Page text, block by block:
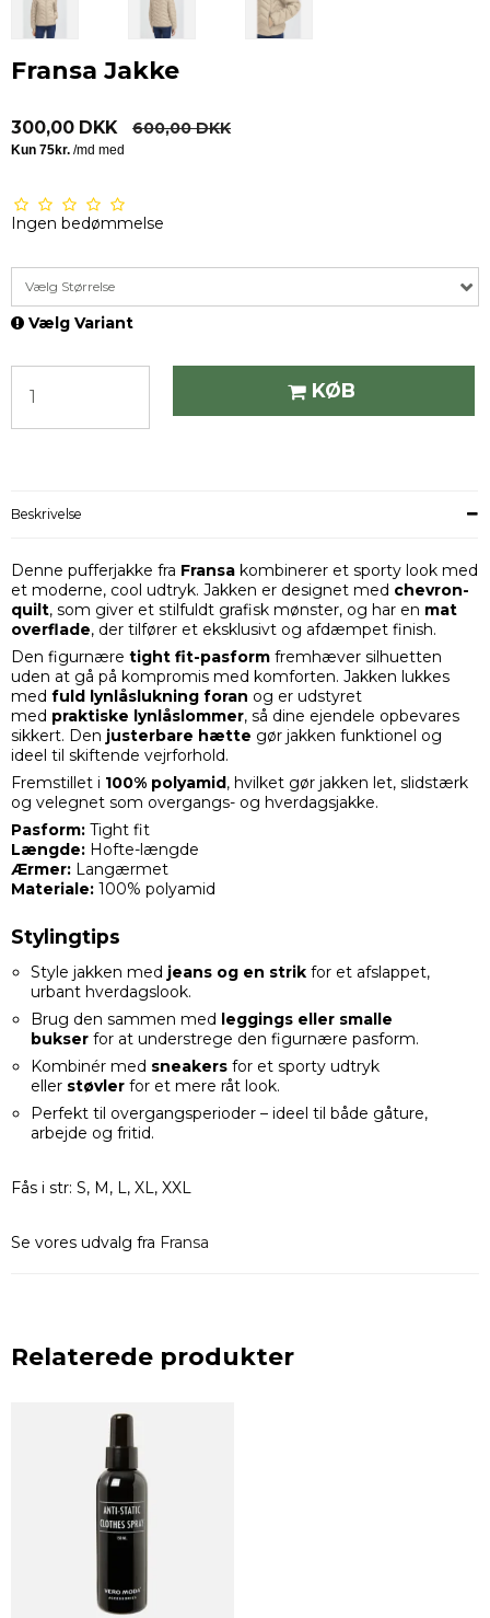
Fransa Jakke
300,00 DKK 600,00 DKK
Ingen bedømmelse
Vælg Størrelse
Vælg Variant
KØB
Beskrivelse
Denne pufferjakke fra Fransa kombinerer et sporty look med
et moderne, cool udtryk. Jakken er designet med chevron-
quilt, som giver et stilfuldt grafisk mønster, og har en mat
overflade, der tilfører et eksklusivt og afdæmpet finish.
Den figurnære tight fit-pasform fremhæver silhuetten
uden at gå på kompromis med komforten. Jakken lukkes
med fuld lynlåslukning foran og er udstyret
med praktiske lynlåslommer, så dine ejendele opbevares
sikkert. Den justerbare hætte gør jakken funktionel og
ideel til skiftende vejrforhold.
Fremstillet i 100% polyamid, hvilket gør jakken let, slidstærk
og velegnet som overgangs- og hverdagsjakke.
Pasform: Tight fit
Længde: Hofte-længde
Ærmer: Langærmet
Materiale: 100% polyamid
Stylingtips
Style jakken med jeans og en strikfor et afslappet,
urbant hverdagslook.
Brug den sammen med leggings eller smalle
bukserfor at understrege den figurnære pasform.
Kombinér med sneakersfor et sporty udtryk
eller støvlerfor et mere råt look.
Perfekt til overgangsperioder – ideel til både gåture,
arbejde og fritid.
Fås i str: S, M, L, XL, XXL
Se vores udvalg fra Fransa
Relaterede produkter